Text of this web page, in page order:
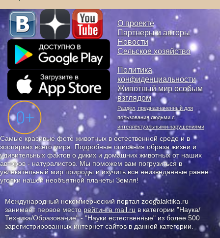
О проекте
Партнеры и авторы
Новости
Сельское хозяйство
Политика
конфиденциальности
Животный мир особым
взглядом
Раздел, предназначенный для
пользования людьми с
интеллектуальными нарушениями
Самые красивые фото животных в естественной среде и в
зоопарках всего мира. Подробные описания образа жизни и
удивительных фактов о диких и домашних животных от наших
авторов - натуралистов. Мы поможем вам погрузиться в
увлекательный мир природы и изучить все неизведанные ранее
уголки нашей необъятной планеты Земля!
Международный некоммерческий портал zoogalaktika.ru
занимает первое месторейтинга mail.ru в категории "Наука/
Техника/Образование" - "Науки естественные" из более 500
зарегистрированных интернет сайтов в данной категории.